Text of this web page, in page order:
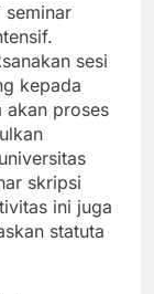
seminar
sesi
kepada
akan proses
skripsi
ini juga
statuta